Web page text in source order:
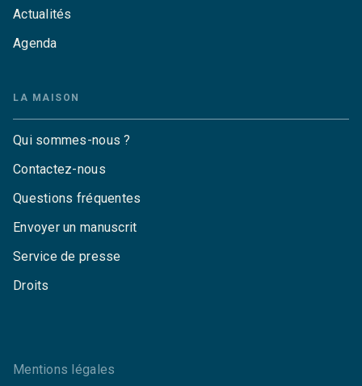
Actualités
Agenda
LA MAISON
Qui sommes-nous ?
Contactez-nous
Questions fréquentes
Envoyer un manuscrit
Service de presse
Droits
Mentions légales